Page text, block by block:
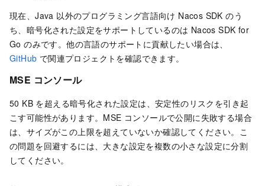
現在、Java 以外のプログラミング言語向け Nacos SDK のう
ち、暗号化された設定をサポートしているのは Nacos SDK for
Go のみです。他の言語のサポートに貢献したい場合は、
GitHub で関連プロジェクトを確認できます。
MSE コンソール
50 KB を超える暗号化された設定は、安定性のリスクを引き起
こす可能性があります。MSE コンソールで公開に失敗する場合
は、サイズがこの上限を超えていないか確認してください。こ
の問題を回避するには、大きな設定を複数の小さな設定に分割
してください。